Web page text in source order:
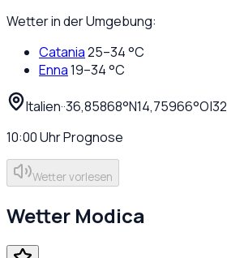
Wetter in der Umgebung:
Catania25–34°C
Enna19–34°C
Italien··36,85868°N14,75966°O|
10:00UhrPrognose
Wetter vorlesen
Wetter Modica